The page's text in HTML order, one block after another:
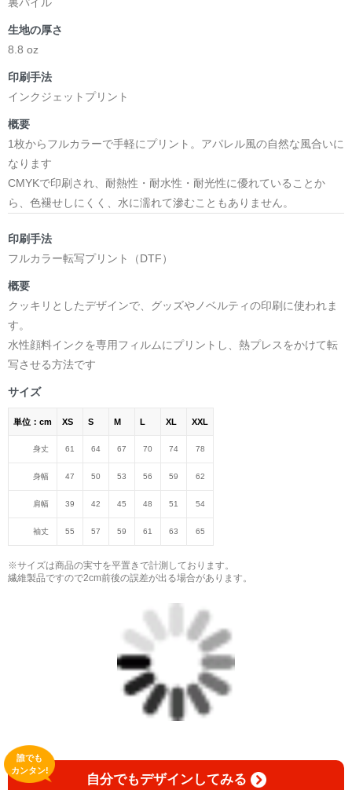
生地の厚さ
8.8 oz
印刷手法
インクジェットプリント
概要
1枚からフルカラーで手軽にプリント。アパレル風の自然な風合いに
なります
CMYKで印刷され、耐熱性・耐水性・耐光性に優れていることか
ら、色褪せしにくく、水に濡れて滲むこともありません。
印刷手法
フルカラー転写プリント（DTF）
概要
クッキリとしたデザインで、グッズやノベルティの印刷に使われま
す。
水性顔料インクを専用フィルムにプリントし、熱プレスをかけて転
写させる方法です
サイズ
単位：cm XS S M L XL XXL
身丈 61 64 67 70 74 78
身幅 47 50 53 56 59 62
肩幅 39 42 45 48 51 54
袖丈 55 57 59 61 63 65
※サイズは商品の実寸を平置きで計測しております。
繊維製品ですので2cm前後の誤差が出る場合があります。
自分でもデザインしてみる
誰でも
カンタン!